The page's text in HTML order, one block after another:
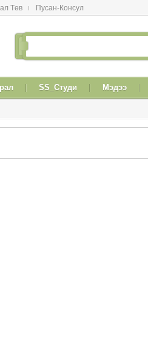
Төв Пусан-Консул
SS_Студи Мэдээ